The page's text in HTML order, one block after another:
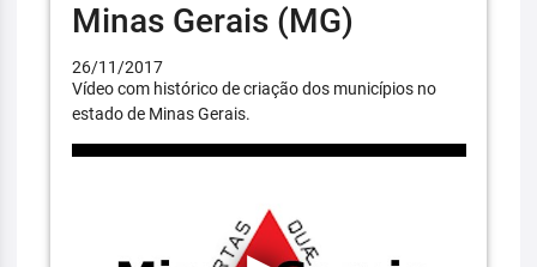
Minas Gerais (MG)
26/11/2017
Vídeo com histórico de criação dos municípios no
estado de Minas Gerais.